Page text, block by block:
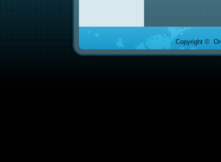
Copyright ©